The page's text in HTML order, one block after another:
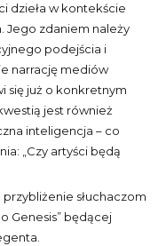
dzieła w kontekście
Jego zdaniem należy
podejścia i
narrację mediów
się już o konkretnym
jest również
inteligencja – co
„Czy artyści będą
słuchaczom
Genesis” będącej